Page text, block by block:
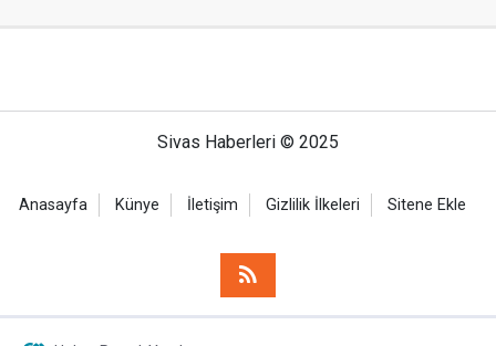
Sivas Haberleri © 2025
Anasayfa Künye İletişim Gizlilik İlkeleri Sitene Ekle